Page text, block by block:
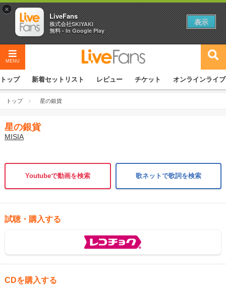
MENU
トップ 新着セットリスト レビュー チケット オンラインライブ
トップ 星の銀貨
星の銀貨
MISIA
Youtubeで動画を検索 歌ネットで歌詞を検索
試聴・購入する
CDを購入する
×
LiveFans
株式会社SKIYAKI
無料 - In Google Play
表示